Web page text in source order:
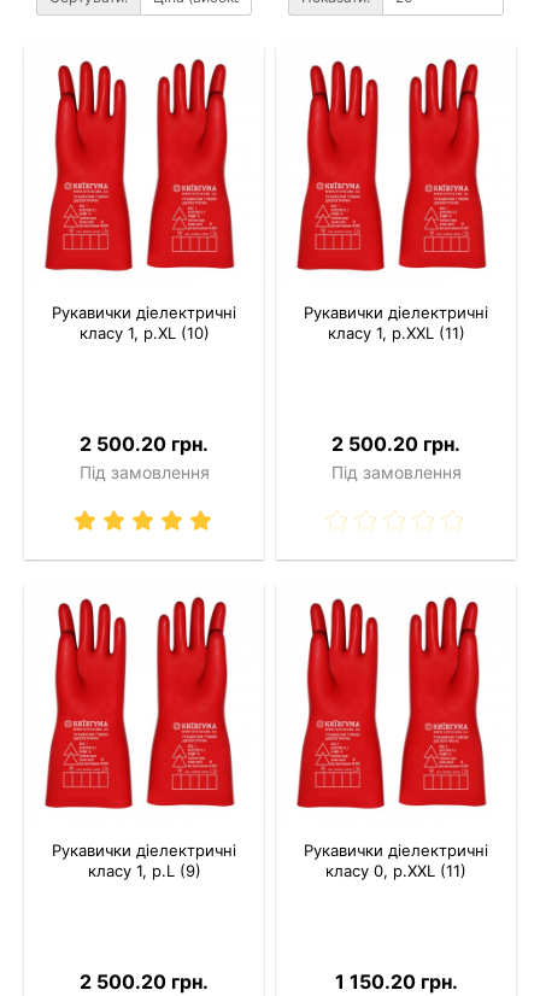
Рукавички діелектричні
класу 1, р.XL (10)
2 500.20 грн.
Під замовлення
Рукавички діелектричні
класу 1, р.XXL (11)
2 500.20 грн.
Під замовлення
Рукавички діелектричні
класу 1, р.L (9)
2 500.20 грн.
Рукавички діелектричні
класу 0, р.XXL (11)
1 150.20 грн.